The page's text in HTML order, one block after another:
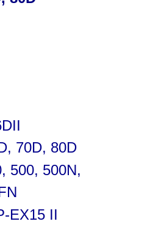
70D, 80D
500, 500N,
EX15 II